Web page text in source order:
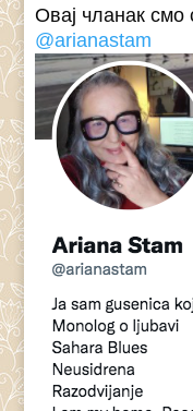
Овај чланак смо
@arianastam